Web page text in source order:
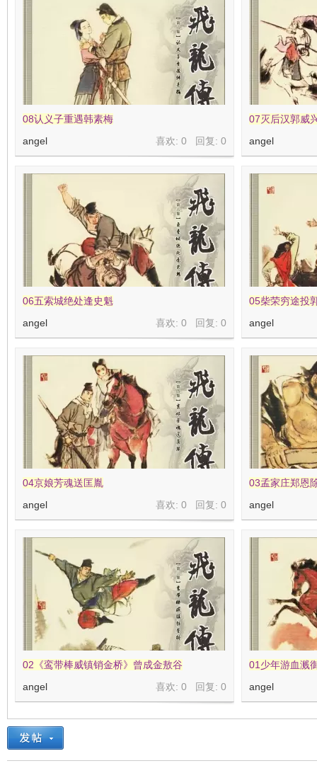
08认义子重遇韩素梅
喜欢: 0 回复: 0
angel
07灭后汉郭威
angel
06五索城绝处逢史魁
喜欢: 0 回复: 0
angel
05柴荣穷途投
angel
04京娘芳魂送匡胤
喜欢: 0 回复: 0
angel
03孟家庄郑恩
angel
02《鸾带棒威镇销金桥》曾成金敖谷
喜欢: 0 回复: 0
angel
01少年游血溅
angel